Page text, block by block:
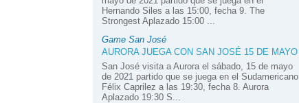
Hernando Siles a las 15:00, fecha 9. The
Strongest Aplazado 15:00 ...
Game San José
AURORA JUEGA CON SAN JOSÉ 15 DE MAYO
San José visita a Aurora el sábado, 15 de mayo
de 2021 partido que se juega en el Sudamericano
Félix Caprilez a las 19:30, fecha 8. Aurora
Aplazado 19:30 S...